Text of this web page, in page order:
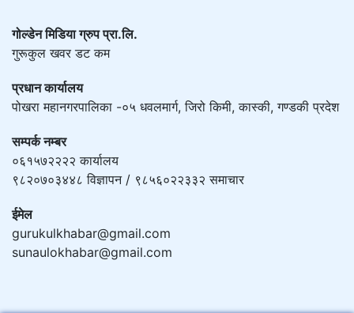
गोल्डेन मिडिया ग्रुप प्रा.लि.
गुरूकुल खवर डट कम
प्रधान कार्यालय
पोखरा महानगरपालिका -०५ धवलमार्ग, जिरो किमी, कास्की, गण्डकी प्रदेश
सम्पर्क नम्बर
०६१५७२२२२ कार्यालय
९८२०७०३४४८ विज्ञापन / ९८५६०२२३३२ समाचार
ईमेल
gurukulkhabar@gmail.com
sunaulokhabar@gmail.com